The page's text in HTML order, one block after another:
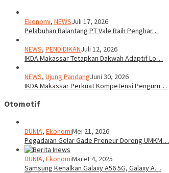
Ekonomi, NEWSJuli 17, 2026
Pelabuhan Balantang PT Vale Raih Penghar…
NEWS, PENDIDIKANJuli 12, 2026
IKDA Makassar Tetapkan Dakwah Adaptif Lo…
NEWS, Ujung PandangJuni 30, 2026
IKDA Makassar Perkuat Kompetensi Penguru…
Otomotif
DUNIA, EkonomiMei 21, 2026
Pegadaian Gelar Gade Preneur Dorong UMKM…
DUNIA, EkonomiMaret 4, 2025
Samsung Kenalkan Galaxy A56 5G, Galaxy A…